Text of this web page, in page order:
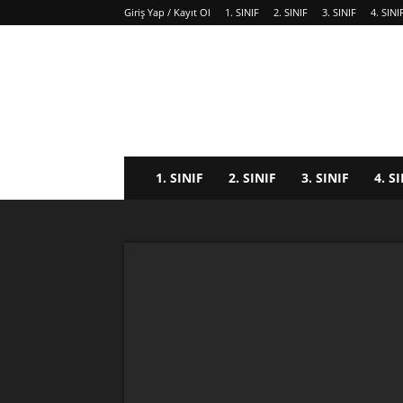
Giriş Yap / Kayıt Ol 1. SINIF 2. SINIF 3. SINIF 4.
1. SINIF 2. SINIF 3. SINIF 4.